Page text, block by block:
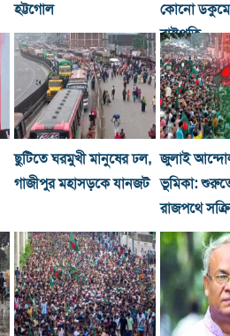
হট্টগোল
কোনো
রাষ্ট্রপতি
ছুটিতে ঘরমুখী মানুষের ঢল,
গাজীপুর মহাসড়কে যানজট
জুলাই
ভূমিকা:
রাজপথে